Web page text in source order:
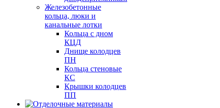
Железобетонные
кольца, люки и
канальные лотки
Кольца с дном
КЦД
Днище колодцев
ПН
Кольца стеновые
КС
Крышки колодцев
ПП